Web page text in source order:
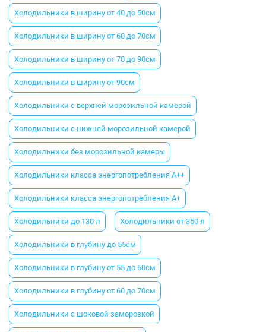
Холодильники в ширину от 40 до 50см
Холодильники в ширину от 60 до 70см
Холодильники в ширину от 70 до 90см
Холодильники в ширину от 90см
Холодильники с верхней морозильной камерой
Холодильники с нижней морозильной камерой
Холодильники без морозильной камеры
Холодильники класса энергопотребления A++
Холодильники класса энергопотребления A+
Холодильники до 130 л Холодильники от 350 л
Холодильники в глубину до 55см
Холодильники в глубину от 55 до 60см
Холодильники в глубину от 60 до 70см
Холодильники с шоковой заморозкой